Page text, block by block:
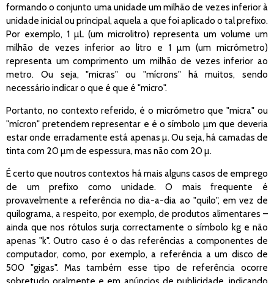
formando o conjunto uma unidade um milhão de vezes inferior à
unidade inicial ou principal, aquela a que foi aplicado o tal prefixo.
Por exemplo, 1 µL (um microlitro) representa um volume um
milhão de vezes inferior ao litro e 1 µm (um micrómetro)
representa um comprimento um milhão de vezes inferior ao
metro. Ou seja, "micras" ou "mícrons" há muitos, sendo
necessário indicar o que é que é "micro".
Portanto, no contexto referido, é o micrómetro que "micra" ou
"mícron" pretendem representar e é o símbolo µm que deveria
estar onde erradamente está apenas µ. Ou seja, há camadas de
tinta com 20 µm de espessura, mas não com 20 µ.
É certo que noutros contextos há mais alguns casos de emprego
de um prefixo como unidade. O mais frequente é
provavelmente a referência no dia-a-dia ao "quilo", em vez de
quilograma, a respeito, por exemplo, de produtos alimentares –
ainda que nos rótulos surja correctamente o símbolo kg e não
apenas "k". Outro caso é o das referências a componentes de
computador, como, por exemplo, a referência a um disco de
500 "gigas". Mas também esse tipo de referência ocorre